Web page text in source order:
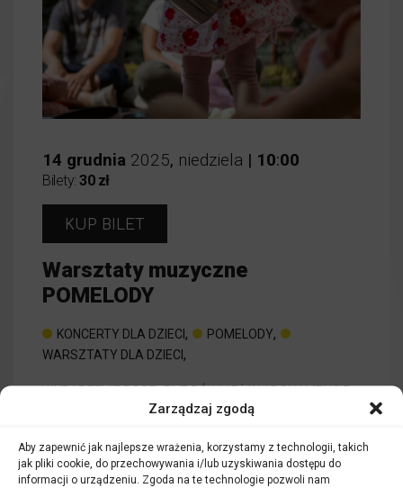
Zarządzaj zgodą
Aby zapewnić jak najlepsze wrażenia, korzystamy z technologii, takich
jak pliki cookie, do przechowywania i/lub uzyskiwania dostępu do
informacji o urządzeniu. Zgoda na te technologie pozwoli nam
14 grudnia 2025, niedziela | 10:00
Bilety: 30 zł
KUP BILET
Warsztaty muzyczne
POMELODY
KONCERTY DLA DZIECI , POMELODY,
WARSZTATY DLA DZIECI ,
WYDARZENIE DOSTĘPNE RÓWNIEŻ W ABONAMENCIE
Warsztaty